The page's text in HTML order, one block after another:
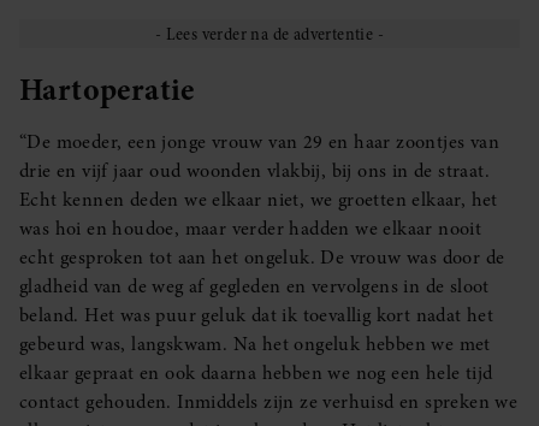
Hartoperatie
“De moeder, een jonge vrouw van 29 en haar zoontjes van
drie en vijf jaar oud woonden vlakbij, bij ons in de straat.
Echt kennen deden we elkaar niet, we groetten elkaar, het
was hoi en houdoe, maar verder hadden we elkaar nooit
echt gesproken tot aan het ongeluk. De vrouw was door de
gladheid van de weg af gegleden en vervolgens in de sloot
beland. Het was puur geluk dat ik toevallig kort nadat het
gebeurd was, langskwam. Na het ongeluk hebben we met
elkaar gepraat en ook daarna hebben we nog een hele tijd
contact gehouden. Inmiddels zijn ze verhuisd en spreken we